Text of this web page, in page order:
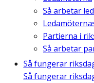
Så arbetar
Partierna i
Så arbetar
Så fungerar
Så fungerar